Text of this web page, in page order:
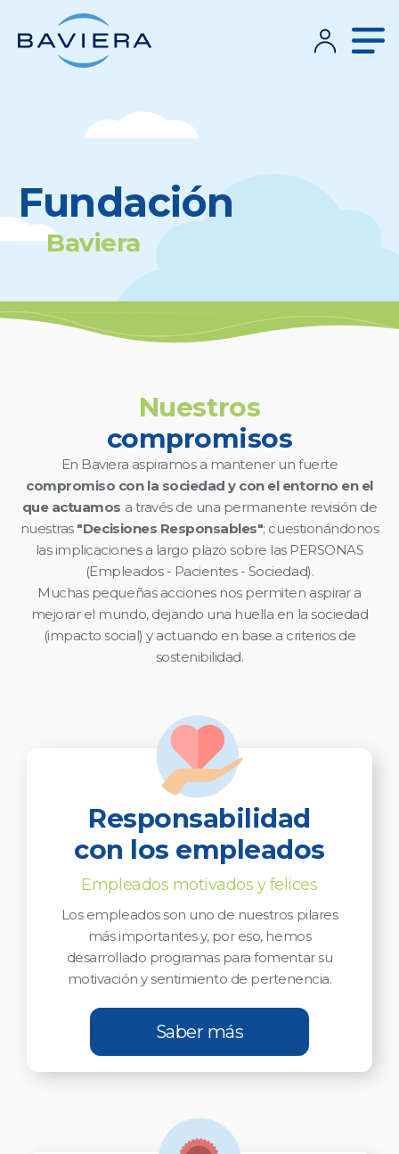
Fundación
Baviera
Nuestros
compromisos
En Baviera aspiramos a mantener un fuerte
compromiso con la sociedad y con el entorno en el
que actuamos a través de una permanente revisión de
nuestras "Decisiones Responsables"; cuestionándonos
las implicaciones a largo plazo sobre las PERSONAS
(Empleados - Pacientes - Sociedad).
Muchas pequeñas acciones nos permiten aspirar a
mejorar el mundo, dejando una huella en la sociedad
(impacto social) y actuando en base a criterios de
sostenibilidad.
Responsabilidad
con los empleados
Empleados motivados y felices
Los empleados son uno de nuestros pilares
más importantes y, por eso, hemos
desarrollado programas para fomentar su
motivación y sentimiento de pertenencia.
Saber más